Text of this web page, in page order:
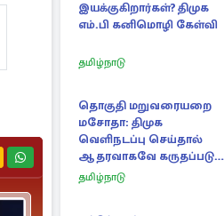
இயக்குகிறார்கள்? திமுக
எம்.பி கனிமொழி கேள்வி
தமிழ்நாடு
தொகுதி மறுவரையறை
மசோதா: திமுக
வெளிநடப்பு செய்தால்
ஆதரவாகவே கருதப்படும்
– அமைச்சர் நிர்மல்குமார்
தமிழ்நாடு